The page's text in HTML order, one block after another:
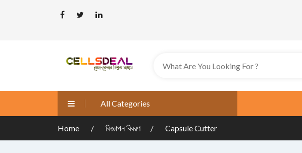
All Categories
Home বিজ্ঞাপন বিবরণ Capsule Cutter